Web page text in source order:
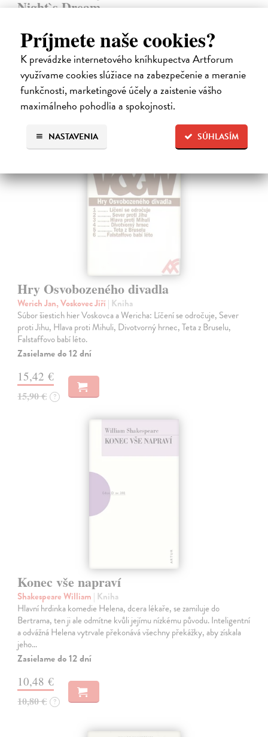
Príjmete naše cookies?
K prevádzke internetového kníhkupectva Artforum
využívame cookies slúžiace na zabezpečenie a meranie
funkčnosti, marketingové účely a zaistenie vášho
maximálneho pohodlia a spokojnosti.
SÚHLASÍM
NASTAVENIA
Night`s Dream
Dvojjazyčné vydanie súborného Shakespearovho dramatického diela
v preklade Martina Hilského.
Zasielame do 12 dní
15,04 €
15,50 € ?
Hry Osvobozeného divadla
Werich Jan, Voskovec Jiří | Kniha
Súbor šiestich hier Voskovca a Wericha: Líčení se odročuje, Sever
proti Jihu, Hlava proti Mihuli, Divotvorný hrnec, Teta z Bruselu,
Falstaffovo babí léto.
Zasielame do 12 dní
15,42 €
15,90 € ?
Konec vše napraví
Shakespeare William | Kniha
Hlavní hrdinka komedie Helena, dcera lékaře, se zamiluje do
Bertrama, ten ji ale odmítne kvůli jejímu nízkému původu. Inteligentní
a odvážná Helena vytrvale překonává všechny překážky, aby získala
jeho…
Zasielame do 12 dní
10,48 €
10,80 € ?